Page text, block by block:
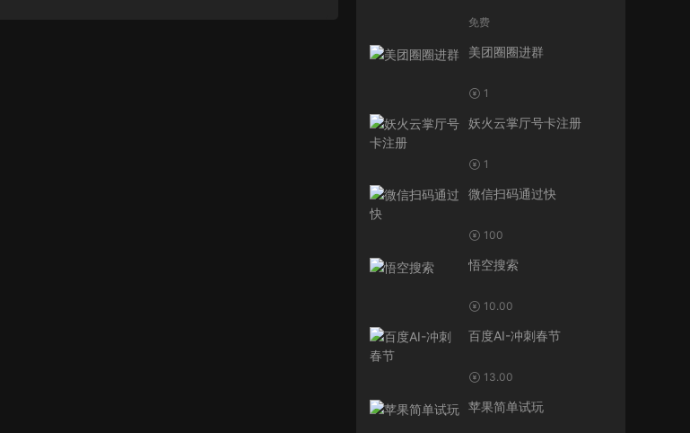
免费
美团圈圈进群
1
妖火云掌厅号卡注册
1
微信扫码通过快
100
悟空搜索
10.00
百度AI-冲刺春节
13.00
苹果简单试玩